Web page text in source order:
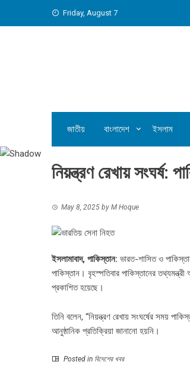
Friday, August 7
জাতীয় বাংলাদেশ ইসলাম
নিয়ন্ত্রণ রেখায় সংঘর্ষ:
May 8, 2025 by M Hoque
ইসলামাবাদ, পাকিস্তান: ভারত-শাসিত ও
পাকিস্তান। বৃহস্পতিবার পাকিস্তানের
প্রকাশিত হয়েছে।
তিনি বলেন, “নিয়ন্ত্রণ রেখায় সংঘর্ষের সময়
আনুষ্ঠানিক প্রতিক্রিয়া জানানো হয়নি।
Posted in বিদেশের খবর